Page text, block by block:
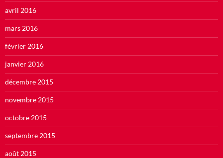
avril 2016
mars 2016
février 2016
janvier 2016
décembre 2015
novembre 2015
octobre 2015
septembre 2015
août 2015